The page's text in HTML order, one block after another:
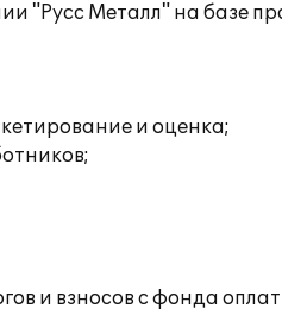
"Русс Металл" на базе
и оценка;
и взносов с фонда